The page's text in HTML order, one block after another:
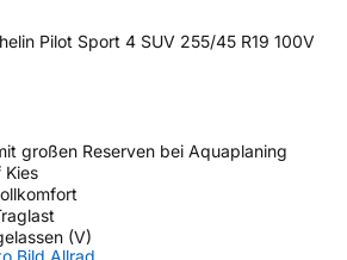
4 SUV
Pilot Sport 4 SUV 255/45 R19 100V
großen Reserven bei Aquaplaning
Kies
(V)